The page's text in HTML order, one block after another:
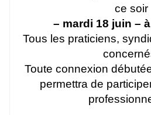
ce soir
– mardi 18 juin –
Tous les praticiens,
Toute connexion
permettra de